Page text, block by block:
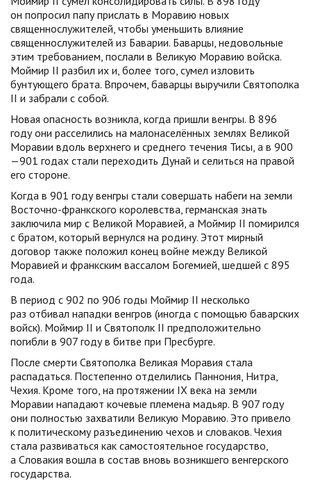
он попросил папу прислать в Моравию новых
священнослужителей, чтобы уменьшить влияние
священнослужителей из Баварии. Баварцы, недовольные
этим требованием, послали в Великую Моравию войска.
Моймир II разбил их и, более того, сумел изловить
бунтующего брата. Впрочем, баварцы выручили Святополка
II и забрали с собой.
Новая опасность возникла, когда пришли венгры. В 896
году они расселились на малонаселённых землях Великой
Моравии вдоль верхнего и среднего течения Тисы, а в 900
—901 годах стали переходить Дунай и селиться на правой
его стороне.
Когда в 901 году венгры стали совершать набеги на земли
Восточно-франкского королевства, германская знать
заключила мир с Великой Моравией, а Моймир II помирился
с братом, который вернулся на родину. Этот мирный
договор также положил конец войне между Великой
Моравией и франкским вассалом Богемией, шедшей с 895
года.
В период с 902 по 906 годы Моймир II несколько
раз отбивал нападки венгров (иногда с помощью баварских
войск). Моймир II и Святополк II предположительно
погибли в 907 году в битве при Пресбурге.
После смерти Святополка Великая Моравия стала
распадаться. Постепенно отделились Паннония, Нитра,
Чехия. Кроме того, на протяжении IX века на земли
Моравии нападают кочевые племена мадьяр. В 907 году
они полностью захватили Великую Моравию. Это привело
к политическому разъединению чехов и словаков. Чехия
стала развиваться как самостоятельное государство,
а Словакия вошла в состав вновь возникшего венгерского
государства.